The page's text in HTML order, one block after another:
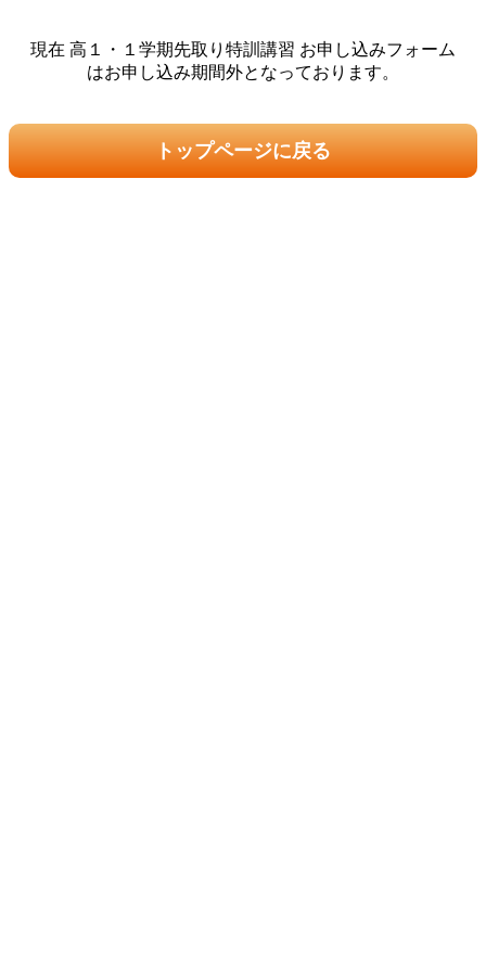
現在 高１・１学期先取り特訓講習 お申し込みフォーム
はお申し込み期間外となっております。
トップページに戻る